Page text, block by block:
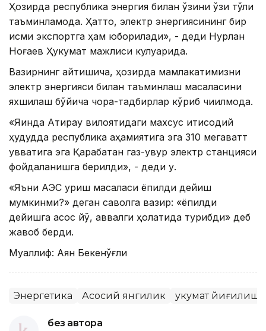
Ҳозирда республика энергия билан ўзини ўзи тўлиқ
таъминламоқда. Ҳатто, электр энергиясининг бир
қисми экспортга ҳам юборилади», - деди Нурлан
Ноғаев Ҳукумат мажлиси кулуарида.
Вазирнинг айтишича, ҳозирда мамлакатимизни
электр энергияси билан таъминлаш масаласини
яхшилаш бўйича чора-тадбирлар кўриб чиқилмоқда.
«Яқинда Атирау вилоятидаги махсус иқтисодий
ҳудудда республика аҳамиятига эга 310 мегаватт
қувватига эга Қарабатан газ-қувур электр станцияси
фойдаланишга берилди», - деди у.
«Яъни АЭС қуриш масаласи ёпилди дейиш
мумкинми?» деган саволга вазир: «ёпилди
дейишга асос йўқ, аввалги ҳолатида турибди» деб
жавоб берди.
Муаллиф: Аян Бекенўғли
Энергетика Асосий янгилик Ҳукумат йиғилиши
без автора